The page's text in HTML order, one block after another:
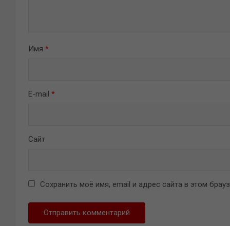
Имя *
E-mail *
Сайт
Сохранить моё имя, email и адрес сайта в этом